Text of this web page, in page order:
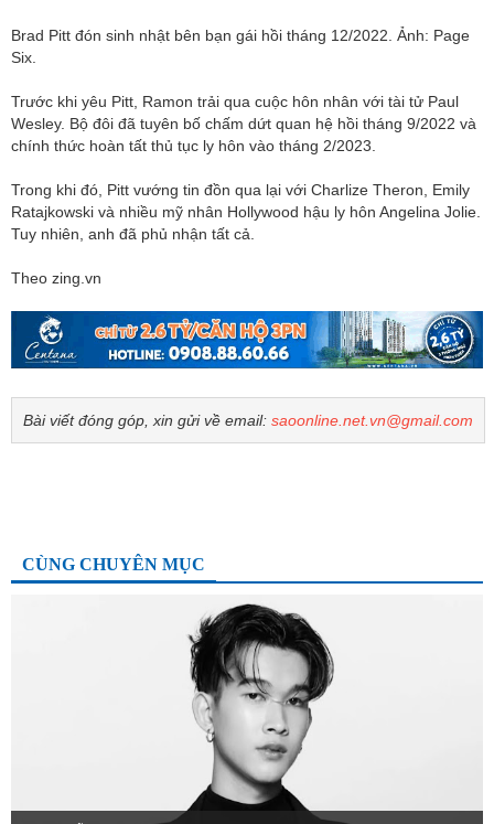
Brad Pitt đón sinh nhật bên bạn gái hồi tháng 12/2022. Ảnh: Page
Six.
Trước khi yêu Pitt, Ramon trải qua cuộc hôn nhân với tài tử Paul
Wesley. Bộ đôi đã tuyên bố chấm dứt quan hệ hồi tháng 9/2022 và
chính thức hoàn tất thủ tục ly hôn vào tháng 2/2023.
Trong khi đó, Pitt vướng tin đồn qua lại với Charlize Theron, Emily
Ratajkowski và nhiều mỹ nhân Hollywood hậu ly hôn Angelina Jolie.
Tuy nhiên, anh đã phủ nhận tất cả.
Theo zing.vn
Bài viết đóng góp, xin gửi về email: saoonline.net.vn@gmail.com
CÙNG CHUYÊN MỤC